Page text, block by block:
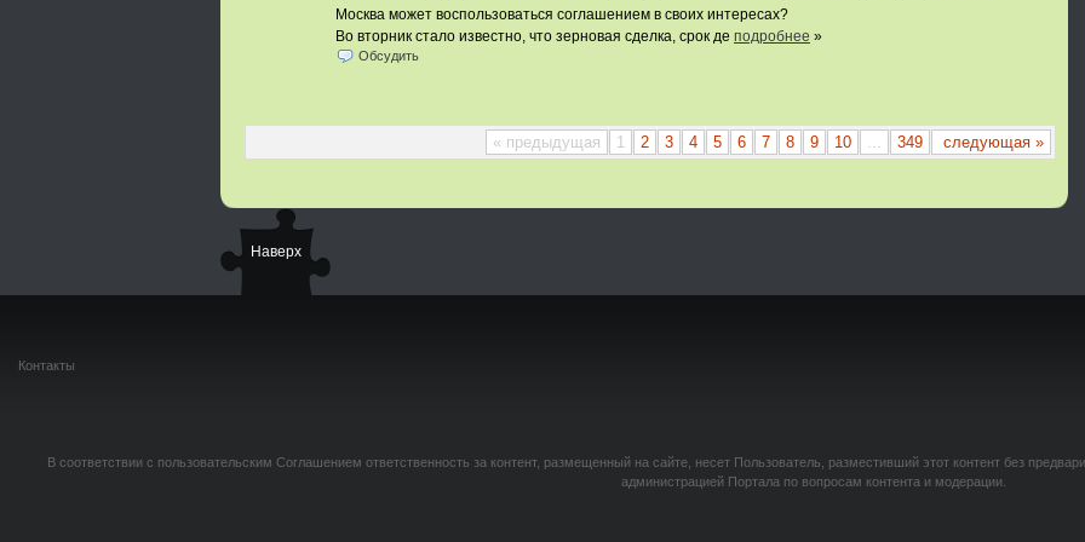
Москва может воспользоваться соглашением в своих интересах?
Во вторник стало известно, что зерновая сделка, срок де подробнее »
Обсудить
« предыдущая 1 2 3 4 5 6 7 8 9 10 ... 349 следующая »
Наверх
Контакты
В соответствии с пользовательским Соглашением ответственность за контент, размещенный на сайте, несет Пользователь, разместивший этот контент без
администрацией Портала по вопросам контента и модерации.